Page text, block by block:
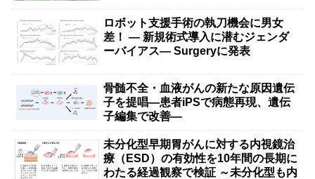
ロボット支援手術の執刀機会に男女
差！ — 新規術式導入に潜むジェンダ
ーバイアス— Surgeryに発表
骨髄不全・血液がんの新たな原因遺伝
子を提唱―患者iPSで病態再現、遺伝
子編集で改善―
未分化型早期胃がんに対する内視鏡治
療（ESD）の有効性を10年間の長期に
わたる経過観察で検証 ～未分化型も内